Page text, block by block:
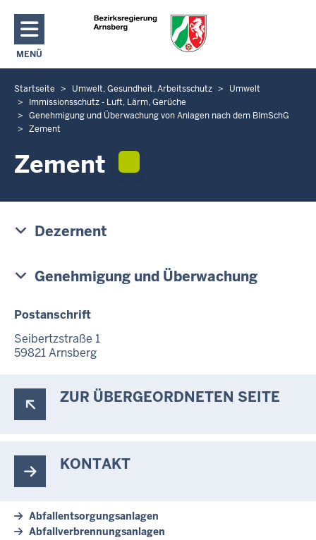
Direkt zum Inhalt
MENÜ
NAVIGATION AKTIVIEREN/DEAKTIVIEREN: HAUPTMENÜ
S
e
e
d
c
h
h
e
Startseite Umwelt, Gesundheit, Arbeitsschutz
Umwelt
Immissionsschutz - Luft, Lärm, Gerüche
Genehmigung und Überwachung von Anlagen nach dem BImSchG
Zement
Zement
Dezernent
Genehmigung und Überwachung
Postanschrift
Seibertzstraße 1
59821Arnsberg
ZUR ÜBERGEORDNETEN SEITE
KONTAKT
Abfallentsorgungsanlagen
Abfallverbrennungsanlagen